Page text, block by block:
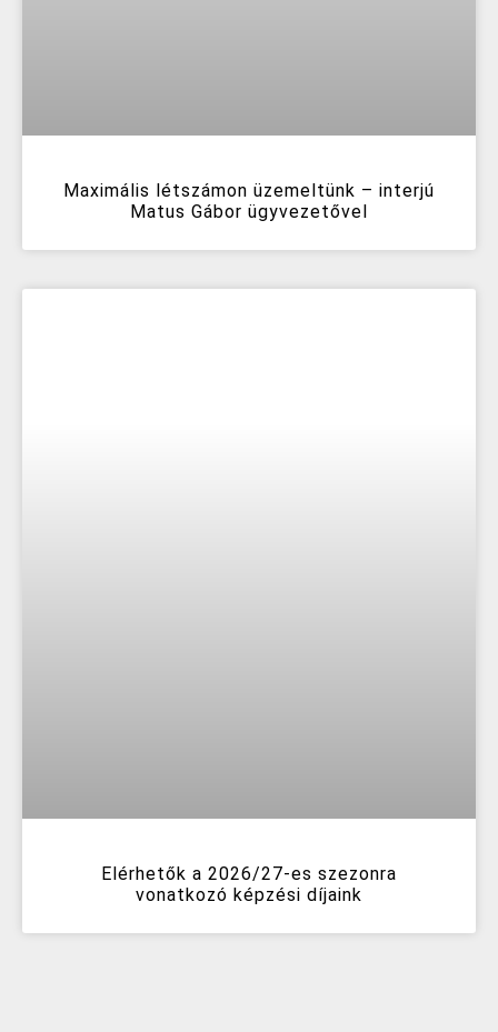
Maximális létszámon üzemeltünk – interjú
Matus Gábor ügyvezetővel
Elérhetők a 2026/27-es szezonra
vonatkozó képzési díjaink